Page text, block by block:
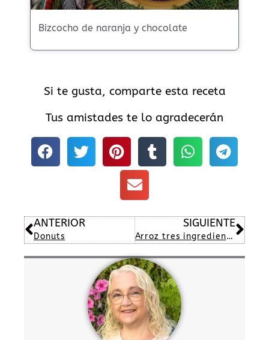
Bizcocho de naranja y chocolate
Si te gusta, comparte esta receta
Tus amistades te lo agradecerán
Ant
ANTERIOR
Donuts
SIGUIENTE
Arroz tres ingredientes y huevo